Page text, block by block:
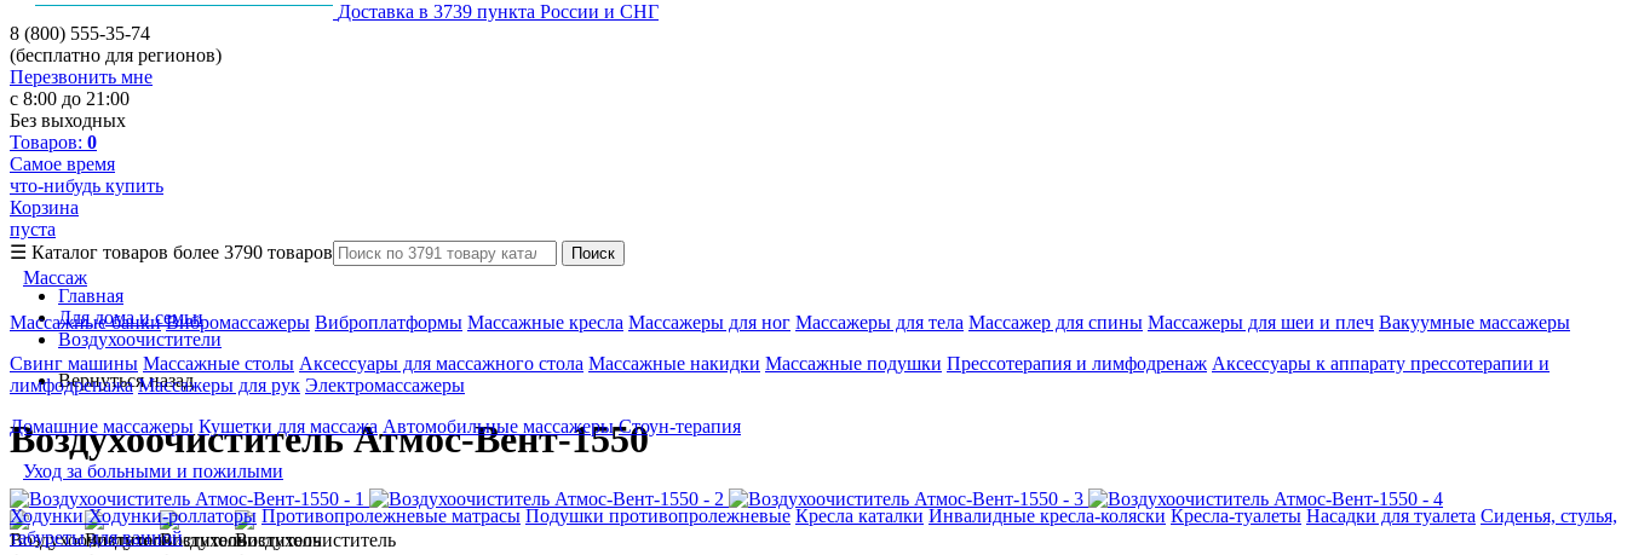
Доставка в 3739 пункта России и СНГ
8 (800) 555-35-74
(бесплатно для регионов)
Перезвонить мне
с 8:00 до 21:00
Без выходных
Товаров: 0
Самое время
что-нибудь купить
Корзина
пуста
☰ Каталог товаров более 3790 товаров
Массаж
Массажные банки Вибромассажеры Виброплатформы Массажные кресла Массажеры для ног Массажеры для тела Массажер для спины Массажеры для шеи и плеч Вакуумные массажеры
Свинг машины Массажные столы Аксессуары для массажного стола Массажные накидки Массажные подушки Прессотерапия и лимфодренаж Аксессуары к аппарату прессотерапии и
лимфодренажа Массажеры для рук Электромассажеры
Домашние массажеры Кушетки для массажа Автомобильные массажеры Стоун-терапия
Уход за больными и пожилыми
ХодункиХодунки-роллаторы Противопролежневые матрасы Подушки противопролежневые Кресла каталки Инвалидные кресла-коляски Кресла-туалеты Насадки для туалета Сиденья, стулья,
табуреты для ванной
Поиск
Главная
Для дома и семьи
Воздухоочистители
Вернуться назад
Воздухоочиститель Атмос-Вент-1550